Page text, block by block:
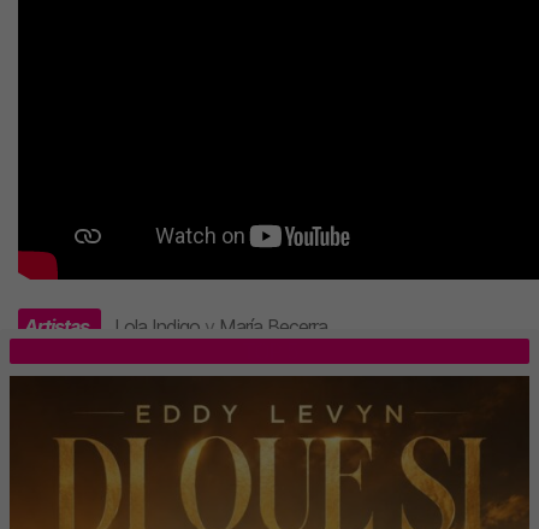
Artistas Lola Indigo y María Becerra